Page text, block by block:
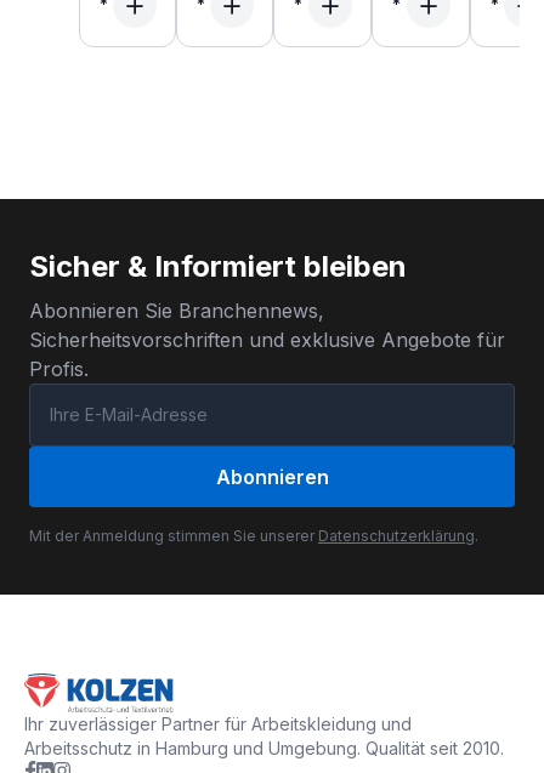
Sicher & Informiert bleiben
Abonnieren Sie Branchennews,
Sicherheitsvorschriften und exklusive Angebote für
Profis.
Abonnieren
Mit der Anmeldung stimmen Sie unserer Datenschutzerklärung.
Ihr zuverlässiger Partner für Arbeitskleidung und
Arbeitsschutz in Hamburg und Umgebung. Qualität seit 2010.